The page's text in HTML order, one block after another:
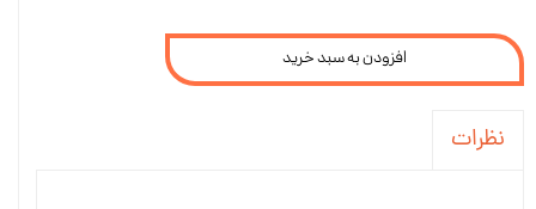
افزودن به سبد خرید
نظرات